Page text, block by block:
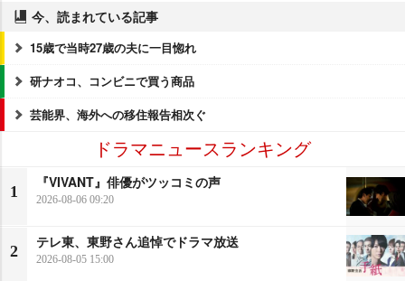
今、読まれている記事
15歳で当時27歳の夫に一目惚れ
研ナオコ、コンビニで買う商品
芸能界、海外への移住報告相次ぐ
ドラマニュースランキング
1
『VIVANT』俳優がツッコミの声
2026-08-06 09:20
2
テレ東、東野さん追悼でドラマ放送
2026-08-05 15:00